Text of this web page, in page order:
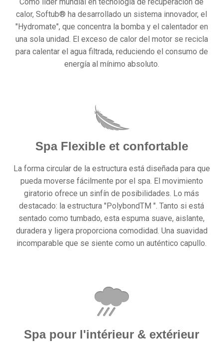
calor, Softub® ha desarrollado un sistema innovador, el
"Hydromate", que concentra la bomba y el calentador en
una sola unidad. El exceso de calor del motor se recicla
para calentar el agua filtrada, reduciendo el consumo de
energía al mínimo absoluto.
Spa Flexible et confortable
La forma circular de la estructura está diseñada para que
pueda moverse fácilmente por el spa. El movimiento
giratorio ofrece un sinfín de posibilidades. Lo más
destacado: la estructura "PolybondTM ". Tanto si está
sentado como tumbado, esta espuma suave, aislante,
duradera y ligera proporciona comodidad. Una suavidad
incomparable que se siente como un auténtico capullo.
Spa pour l'intérieur & extérieur